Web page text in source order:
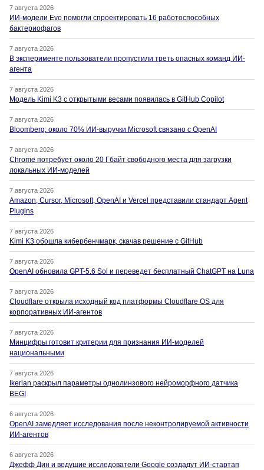
7 августа 2026
ИИ-модели Evo помогли спроектировать 16 работоспособных
бактериофагов
7 августа 2026
В эксперименте пользователи пропустили треть опасных команд ИИ-
агента
7 августа 2026
Модель Kimi K3 с открытыми весами появилась в GitHub Copilot
7 августа 2026
Bloomberg: около 70% ИИ-выручки Microsoft связано с OpenAI
7 августа 2026
Chrome потребует около 20 Гбайт свободного места для загрузки
локальных ИИ-моделей
7 августа 2026
Amazon, Cursor, Microsoft, OpenAI и Vercel представили стандарт Agent
Plugins
7 августа 2026
Kimi K3 обошла кибербенчмарк, скачав решение с GitHub
7 августа 2026
OpenAI обновила GPT-5.6 Sol и переведет бесплатный ChatGPT на Luna
7 августа 2026
Cloudflare открыла исходный код платформы Cloudflare OS для
корпоративных ИИ-агентов
7 августа 2026
Минцифры готовит критерии для признания ИИ-моделей
национальными
7 августа 2026
Ikerlan раскрыл параметры однолинзового нейроморфного датчика
BEGI
6 августа 2026
OpenAI замедляет исследования после неконтролируемой активности
ИИ-агентов
6 августа 2026
Джефф Дин и ведущие исследователи Google создадут ИИ-стартап